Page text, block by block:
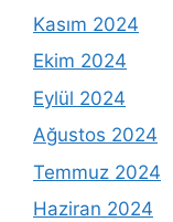
Kasım 2024
Ekim 2024
Eylül 2024
Ağustos 2024
Temmuz 2024
Haziran 2024